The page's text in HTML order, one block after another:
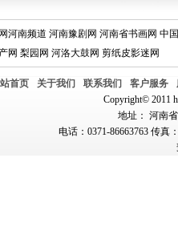
河南频道 河南豫剧网 河南省书画网 中
网 梨园网 河洛大鼓网 剪纸皮影迷网
首页 关于我们 联系我们 客户服务
Copyright© 2011
地址： 河南
电话：0371-86663763 传真